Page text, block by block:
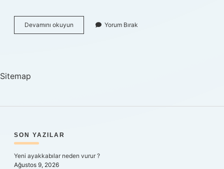
Devamını okuyun Bazlamanın
Içinde
Yorum Bırak
Sitemap
SIDEBAR
SON YAZILAR
Yeni ayakkabılar neden vurur ?
Ağustos 9, 2026